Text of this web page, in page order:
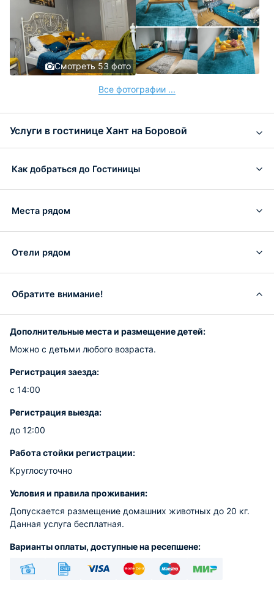
Смотреть 53 фото
Все фотографии ...
Услуги в гостинице Хант на Боровой
Как добраться до Гостиницы
Места рядом
Отели рядом
Обратите внимание!
Дополнительные места и размещение детей:
Можно с детьми любого возраста.
Регистрация заезда:
с 14:00
Регистрация выезда:
до 12:00
Работа стойки регистрации:
Круглосуточно
Условия и правила проживания:
Допускается размещение домашних животных до 20 кг.
Данная услуга бесплатная.
Варианты оплаты, доступные на ресепшене: